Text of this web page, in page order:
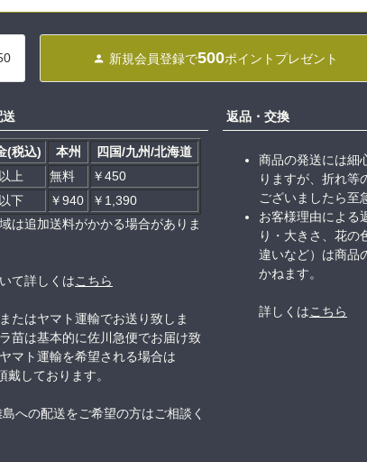
新規会員登録で500ポイントプレゼント
送
(税込) 本州
四国/九州/北海道
上
無料
￥450
下
￥940
￥1,390
は追加送料がかかる場合がありま
て詳しくはこちら
たはヤマト運輸でお送り致しま
苗は基本的に佐川急便でお届け致
マト運輸を希望される場合は
戴しております。
への配送をご希望の方はご相談く
返品・交換
商品の発送には細
りますが、折れ等
ございましたら至
お客様理由による
り・大きさ、花の
違いなど）は商品
かねます。
詳しくはこちら